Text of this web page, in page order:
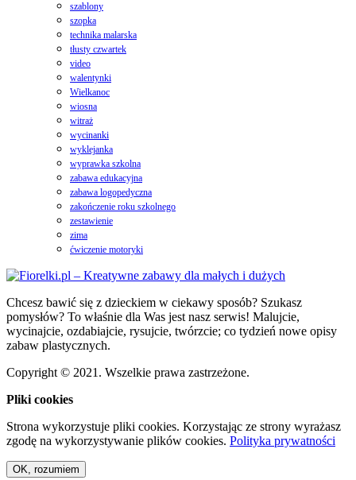
szablony
szopka
technika malarska
tłusty czwartek
video
walentynki
Wielkanoc
wiosna
witraż
wycinanki
wyklejanka
wyprawka szkolna
zabawa edukacyjna
zabawa logopedyczna
zakończenie roku szkolnego
zestawienie
zima
ćwiczenie motoryki
Chcesz bawić się z dzieckiem w ciekawy sposób? Szukasz
pomysłów? To właśnie dla Was jest nasz serwis! Malujcie,
wycinajcie, ozdabiajcie, rysujcie, twórzcie; co tydzień nowe opisy
zabaw plastycznych.
Copyright © 2021. Wszelkie prawa zastrzeżone.
Pliki cookies
Strona wykorzystuje pliki cookies. Korzystając ze strony wyrażasz
zgodę na wykorzystywanie plików cookies. Polityka prywatności
OK, rozumiem